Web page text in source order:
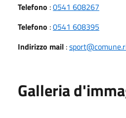
Telefono :0541 608267
Telefono :0541 608395
Indirizzo mail :
Galleria